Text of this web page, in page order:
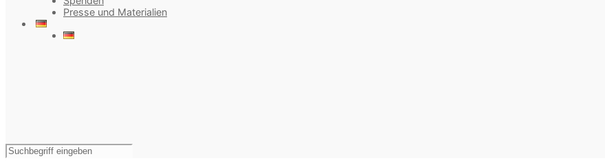
Presse und Materialien